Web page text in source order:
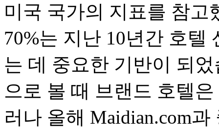
미국 국가의 지표를 참고
70%는 지난 10년간 호텔
는 데 중요한 기반이 되
으로 볼 때 브랜드 호텔
러나 올해 Maidian.com